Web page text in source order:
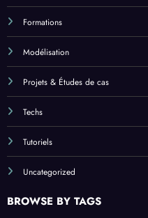
Formations
Modélisation
Projets & Études de cas
Techs
Tutoriels
Uncategorized
BROWSE BY TAGS